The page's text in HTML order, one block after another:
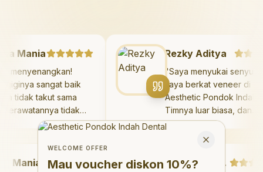
Mania
menyenangkan!
giginya sangat baik
saya tidak takut sama
Perawatannya tidak
dan saya bisa bermain
suka pergi ke dokter
sekarang!
"
Rezky Aditya
"Saya menyukai
saya berkat veneer di
Aesthetic Pondok
Timnya luar biasa,
hasilnya melebihi
saya. Saya tersenyum
hari."
Welcome Offer
Mau voucher diskon <strong>10%</strong>?
WELCOME OFFER
Mau voucher diskon 10%?
Close